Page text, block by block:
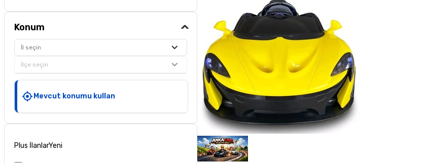
Konum
İl seçin
İlçe seçin
Mevcut konumu kullan
Plus İlanlarYeni